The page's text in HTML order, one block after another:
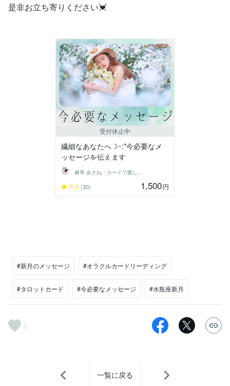
是非お立ち寄りください💓
受付休止中
繊細なあなたへ☽･:*今必要なメ
ッセージを伝えます
麻寧 あさね・カードで癒しと内観サポート
5.0 (30) 1,500円
#新月のメッセージ #オラクルカードリーディング
#タロットカード #今必要なメッセージ #水瓶座新月
5
一覧に戻る